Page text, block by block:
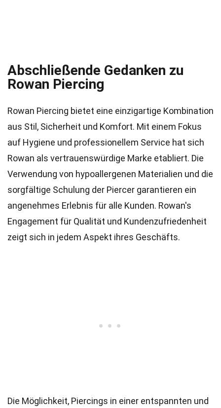
Abschließende Gedanken zu
Rowan Piercing
Rowan Piercing bietet eine einzigartige Kombination
aus Stil, Sicherheit und Komfort. Mit einem Fokus
auf Hygiene und professionellem Service hat sich
Rowan als vertrauenswürdige Marke etabliert. Die
Verwendung von hypoallergenen Materialien und die
sorgfältige Schulung der Piercer garantieren ein
angenehmes Erlebnis für alle Kunden. Rowan's
Engagement für Qualität und Kundenzufriedenheit
zeigt sich in jedem Aspekt ihres Geschäfts.
Die Möglichkeit, Piercings in einer entspannten und